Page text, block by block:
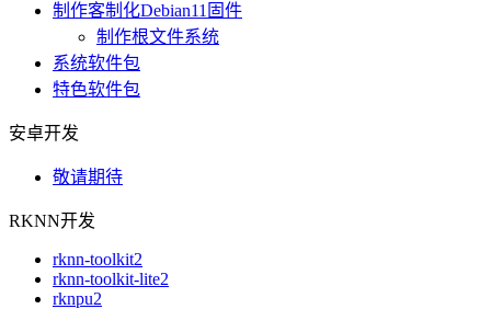
制作客制化Debian11固件
制作根文件系统
系统软件包
特色软件包
安卓开发
敬请期待
RKNN开发
rknn-toolkit2
rknn-toolkit-lite2
rknpu2